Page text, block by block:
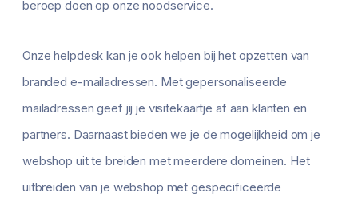
beroep doen op onze noodservice.
Onze helpdesk kan je ook helpen bij het opzetten van
branded e-mailadressen. Met gepersonaliseerde
mailadressen geef jij je visitekaartje af aan klanten en
partners. Daarnaast bieden we je de mogelijkheid om je
webshop uit te breiden met meerdere domeinen. Het
uitbreiden van je webshop met gespecificeerde